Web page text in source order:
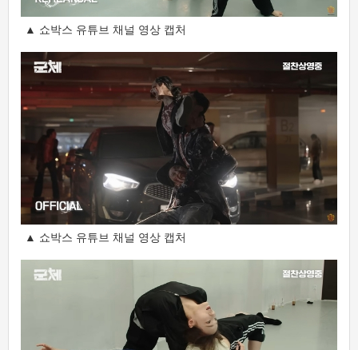
▲ 쇼박스 유튜브 채널 영상 캡처
▲ 쇼박스 유튜브 채널 영상 캡처